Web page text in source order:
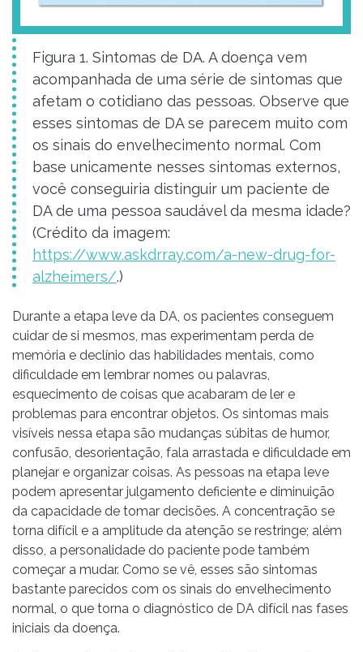
Figura 1. Sintomas de DA. A doença vem
acompanhada de uma série de sintomas que
afetam o cotidiano das pessoas. Observe que
esses sintomas de DA se parecem muito com
os sinais do envelhecimento normal. Com
base unicamente nesses sintomas externos,
você conseguiria distinguir um paciente de
DA de uma pessoa saudável da mesma idade?
(Crédito da imagem:
https://www.askdrray.com/a-new-drug-for-
alzheimers/.)
Durante a etapa leve da DA, os pacientes conseguem
cuidar de si mesmos, mas experimentam perda de
memória e declínio das habilidades mentais, como
dificuldade em lembrar nomes ou palavras,
esquecimento de coisas que acabaram de ler e
problemas para encontrar objetos. Os sintomas mais
visíveis nessa etapa são mudanças súbitas de humor,
confusão, desorientação, fala arrastada e dificuldade em
planejar e organizar coisas. As pessoas na etapa leve
podem apresentar julgamento deficiente e diminuição
da capacidade de tomar decisões. A concentração se
torna difícil e a amplitude da atenção se restringe; além
disso, a personalidade do paciente pode também
começar a mudar. Como se vê, esses são sintomas
bastante parecidos com os sinais do envelhecimento
normal, o que torna o diagnóstico de DA difícil nas fases
iniciais da doença.